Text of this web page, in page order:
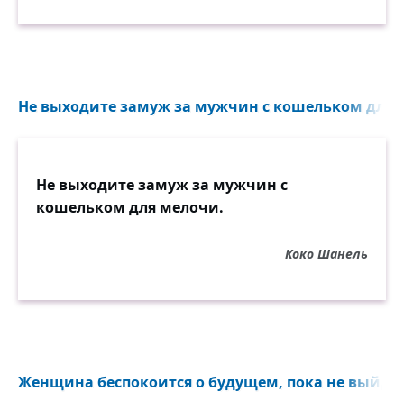
Не выходите замуж за мужчин с кошельком для
Не выходите замуж за мужчин с
кошельком для мелочи.
Коко Шанель
Женщина беспокоится о будущем, пока не